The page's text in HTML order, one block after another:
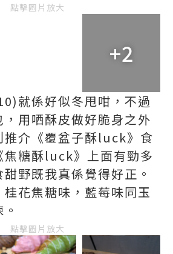
點擊圖片放大
+2
就係好似冬甩咁，不過
，用哂酥皮做好脆身之外
推介《覆盆子酥luck》食
焦糖酥luck》上面有勁多
野既我真係覺得好正。
花焦糖味，藍莓味同玉
點擊圖片放大